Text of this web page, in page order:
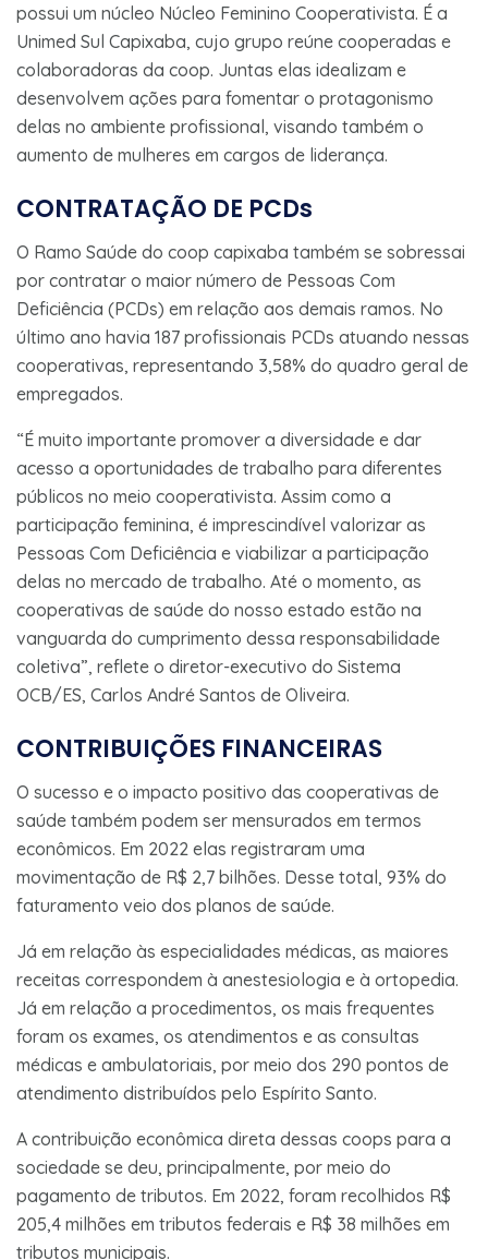
possui um núcleo Núcleo Feminino Cooperativista. É a
Unimed Sul Capixaba, cujo grupo reúne cooperadas e
colaboradoras da coop. Juntas elas idealizam e
desenvolvem ações para fomentar o protagonismo
delas no ambiente profissional, visando também o
aumento de mulheres em cargos de liderança.
CONTRATAÇÃO DE PCDs
O Ramo Saúde do coop capixaba também se sobressai
por contratar o maior número de Pessoas Com
Deficiência (PCDs) em relação aos demais ramos. No
último ano havia 187 profissionais PCDs atuando nessas
cooperativas, representando 3,58% do quadro geral de
empregados.
“É muito importante promover a diversidade e dar
acesso a oportunidades de trabalho para diferentes
públicos no meio cooperativista. Assim como a
participação feminina, é imprescindível valorizar as
Pessoas Com Deficiência e viabilizar a participação
delas no mercado de trabalho. Até o momento, as
cooperativas de saúde do nosso estado estão na
vanguarda do cumprimento dessa responsabilidade
coletiva”, reflete o diretor-executivo do Sistema
OCB/ES, Carlos André Santos de Oliveira.
CONTRIBUIÇÕES FINANCEIRAS
O sucesso e o impacto positivo das cooperativas de
saúde também podem ser mensurados em termos
econômicos. Em 2022 elas registraram uma
movimentação de R$ 2,7 bilhões. Desse total, 93% do
faturamento veio dos planos de saúde.
Já em relação às especialidades médicas, as maiores
receitas correspondem à anestesiologia e à ortopedia.
Já em relação a procedimentos, os mais frequentes
foram os exames, os atendimentos e as consultas
médicas e ambulatoriais, por meio dos 290 pontos de
atendimento distribuídos pelo Espírito Santo.
A contribuição econômica direta dessas coops para a
sociedade se deu, principalmente, por meio do
pagamento de tributos. Em 2022, foram recolhidos R$
205,4 milhões em tributos federais e R$ 38 milhões em
tributos municipais.